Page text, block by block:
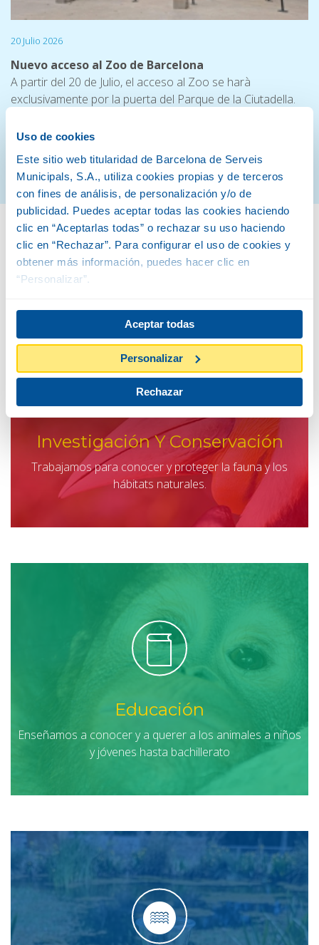
Uso de cookies
Este sitio web titularidad de Barcelona de Serveis
Municipals, S.A., utiliza cookies propias y de terceros
con fines de análisis, de personalización y/o de
publicidad. Puedes aceptar todas las cookies haciendo
clic en “Aceptarlas todas” o rechazar su uso haciendo
clic en “Rechazar”. Para configurar el uso de cookies y
obtener más información, puedes hacer clic en
“Personalizar”.
Aceptar todas
Personalizar
Rechazar
20 Julio 2026
Nuevo acceso al Zoo de Barcelona
A partir del 20 de Julio, el acceso al Zoo se harà
exclusivamente por la puerta del Parque de la Ciutadella.
Ver más noticias
Conservamos la naturaleza
Investigación Y Conservación
Trabajamos para conocer y proteger la fauna y los
hábitats naturales.
Educación
Enseñamos a conocer y a querer a los animales a niños
y jóvenes hasta bachillerato